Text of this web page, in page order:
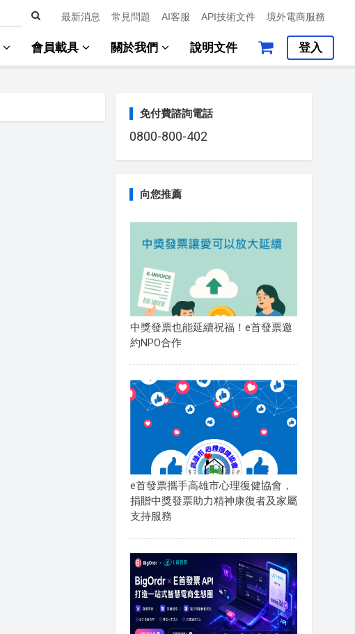
最新消息 常見問題 AI客服 API技術文件 境外電商服務
會員載具 關於我們 說明文件 登入
免付費諮詢電話
0800-800-402
向您推薦
中獎發票也能延續祝福！e首發票邀
約NPO合作
e首發票攜手高雄市心理復健協會，
捐贈中獎發票助力精神康復者及家屬
支持服務